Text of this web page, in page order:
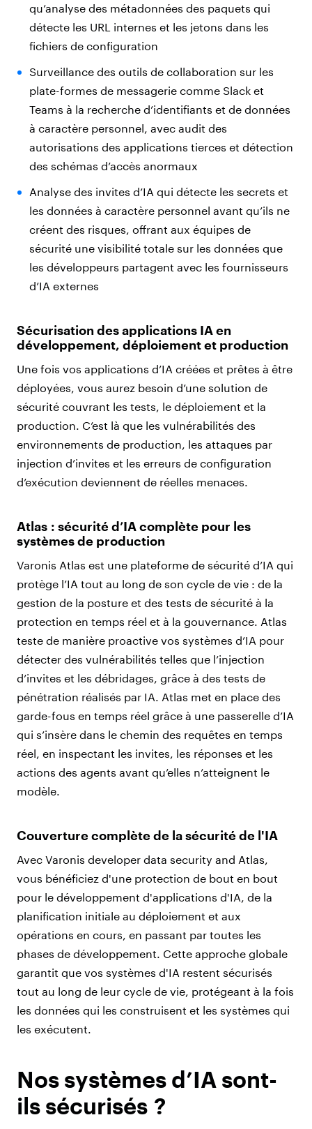
qu’analyse des métadonnées des paquets qui
détecte les URL internes et les jetons dans les
fichiers de configuration
Surveillance des outils de collaboration sur les
plate-formes de messagerie comme Slack et
Teams à la recherche d’identifiants et de données
à caractère personnel, avec audit des
autorisations des applications tierces et détection
des schémas d’accès anormaux
Analyse des invites d’IA qui détecte les secrets et
les données à caractère personnel avant qu’ils ne
créent des risques, offrant aux équipes de
sécurité une visibilité totale sur les données que
les développeurs partagent avec les fournisseurs
d’IA externes
Sécurisation des applications IA en
développement, déploiement et production
Une fois vos applications d’IA créées et prêtes à être
déployées, vous aurez besoin d’une solution de
sécurité couvrant les tests, le déploiement et la
production. C’est là que les vulnérabilités des
environnements de production, les attaques par
injection d’invites et les erreurs de configuration
d’exécution deviennent de réelles menaces.
Atlas : sécurité d’IA complète pour les
systèmes de production
Varonis Atlas est une plateforme de sécurité d’IA qui
protège l’IA tout au long de son cycle de vie : de la
gestion de la posture et des tests de sécurité à la
protection en temps réel et à la gouvernance. Atlas
teste de manière proactive vos systèmes d’IA pour
détecter des vulnérabilités telles que l’injection
d’invites et les débridages, grâce à des tests de
pénétration réalisés par IA. Atlas met en place des
garde-fous en temps réel grâce à une passerelle d’IA
qui s’insère dans le chemin des requêtes en temps
réel, en inspectant les invites, les réponses et les
actions des agents avant qu’elles n’atteignent le
modèle.
Couverture complète de la sécurité de l'IA
Avec Varonis developer data security and Atlas,
vous bénéficiez d'une protection de bout en bout
pour le développement d'applications d'IA, de la
planification initiale au déploiement et aux
opérations en cours, en passant par toutes les
phases de développement. Cette approche globale
garantit que vos systèmes d'IA restent sécurisés
tout au long de leur cycle de vie, protégeant à la fois
les données qui les construisent et les systèmes qui
les exécutent.
Nos systèmes d’IA sont-
ils sécurisés ?